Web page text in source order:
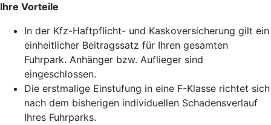
Ihre Vorteile
In der Kfz-Haftpflicht- und Kaskoversicherung gilt ein
einheitlicher Beitragssatz für Ihren gesamten
Fuhrpark. Anhänger bzw. Auflieger sind
eingeschlossen.
Die erstmalige Einstufung in eine F-Klasse richtet sich
nach dem bisherigen individuellen Schadensverlauf
Ihres Fuhrparks.